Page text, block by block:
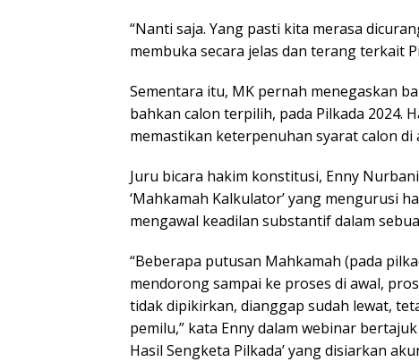
“Nanti saja. Yang pasti kita merasa
membuka secara jelas dan terang terkait
Sementara itu, MK pernah menegaskan
bahkan calon terpilih, pada Pilkada 2024.
memastikan keterpenuhan syarat calon di
Juru bicara hakim konstitusi, Enny
‘Mahkamah Kalkulator’ yang mengurusi
mengawal keadilan substantif dalam
“Beberapa putusan Mahkamah (pada
mendorong sampai ke proses di awal,
tidak dipikirkan, dianggap sudah lewat,
pemilu,” kata Enny dalam webinar
Hasil Sengketa Pilkada’ yang disiarkan